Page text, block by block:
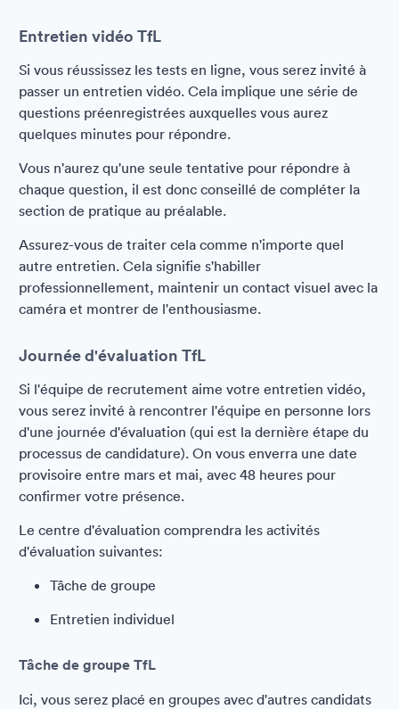
Entretien vidéo TfL
Si vous réussissez les tests en ligne, vous serez invité à
passer un entretien vidéo. Cela implique une série de
questions préenregistrées auxquelles vous aurez
quelques minutes pour répondre.
Vous n'aurez qu'une seule tentative pour répondre à
chaque question, il est donc conseillé de compléter la
section de pratique au préalable.
Assurez-vous de traiter cela comme n'importe quel
autre entretien. Cela signifie s'habiller
professionnellement, maintenir un contact visuel avec la
caméra et montrer de l'enthousiasme.
Journée d'évaluation TfL
Si l'équipe de recrutement aime votre entretien vidéo,
vous serez invité à rencontrer l'équipe en personne lors
d'une journée d'évaluation (qui est la dernière étape du
processus de candidature). On vous enverra une date
provisoire entre mars et mai, avec 48 heures pour
confirmer votre présence.
Le centre d'évaluation comprendra les activités
d'évaluation suivantes:
Tâche de groupe
Entretien individuel
Tâche de groupe TfL
Ici, vous serez placé en groupes avec d'autres candidats